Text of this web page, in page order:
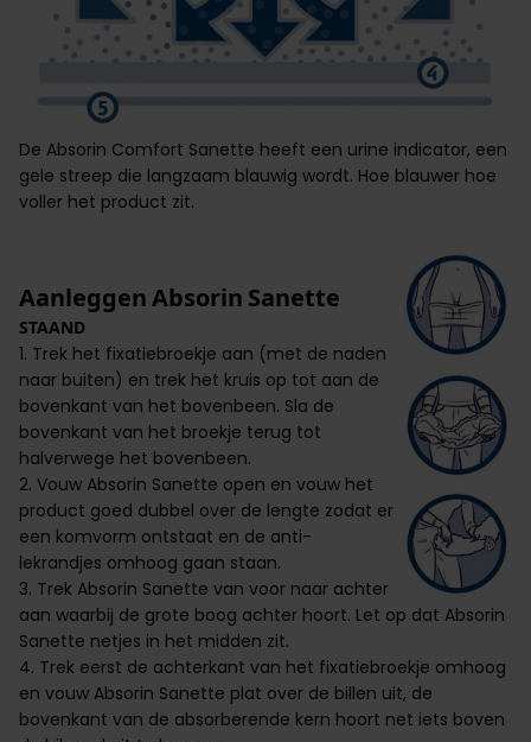
De Absorin Comfort Sanette heeft een urine indicator, een
gele streep die langzaam blauwig wordt. Hoe blauwer hoe
voller het product zit.
Aanleggen Absorin Sanette
STAAND
1. Trek het fixatiebroekje aan (met de naden
naar buiten) en trek het kruis op tot aan de
bovenkant van het bovenbeen. Sla de
bovenkant van het broekje terug tot
halverwege het bovenbeen.
2. Vouw Absorin Sanette open en vouw het
product goed dubbel over de lengte zodat er
een komvorm ontstaat en de anti-
lekrandjes omhoog gaan staan.
3. Trek Absorin Sanette van voor naar achter
aan waarbij de grote boog achter hoort. Let op dat Absorin
Sanette netjes in het midden zit.
4. Trek eerst de achterkant van het fixatiebroekje omhoog
en vouw Absorin Sanette plat over de billen uit, de
bovenkant van de absorberende kern hoort net iets boven